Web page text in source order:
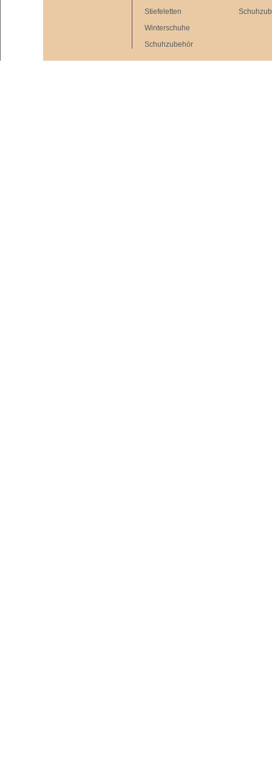
Stiefeletten
Winterschuhe
Schuhzubehör